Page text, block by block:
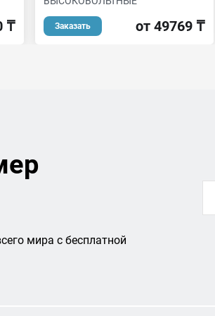
₸ Заказать от 49769 ₸
мира с бесплатной